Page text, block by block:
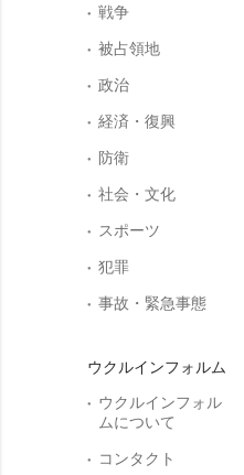
戦争
被占領地
政治
経済・復興
防衛
社会・文化
スポーツ
犯罪
事故・緊急事態
ウクルインフォルム
ウクルインフォル
ムについて
コンタクト